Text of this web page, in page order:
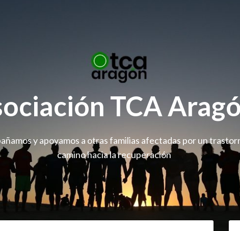
TCA
y apoyamos a otras familias afectadas por un
camino hacia la recuperación